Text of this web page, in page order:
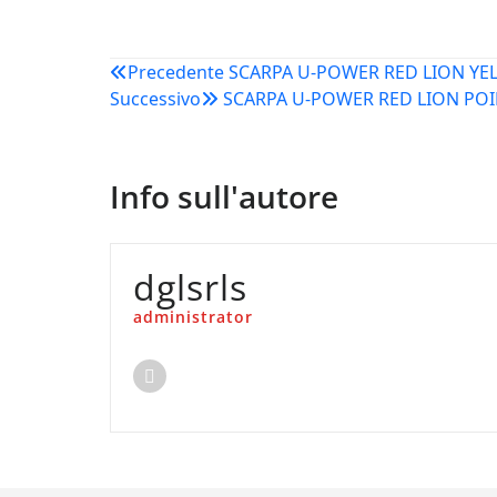
Navigazione
articoli
PrecedenteSCARPA U-POWER RED LION
Successivo
SCARPA U-POWER RED LION
Info sull'autore
dglsrls
administrator